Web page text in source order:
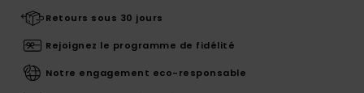
Retours sous 30 jours
Rejoignez le programme de fidélité
Notre engagement eco-responsable